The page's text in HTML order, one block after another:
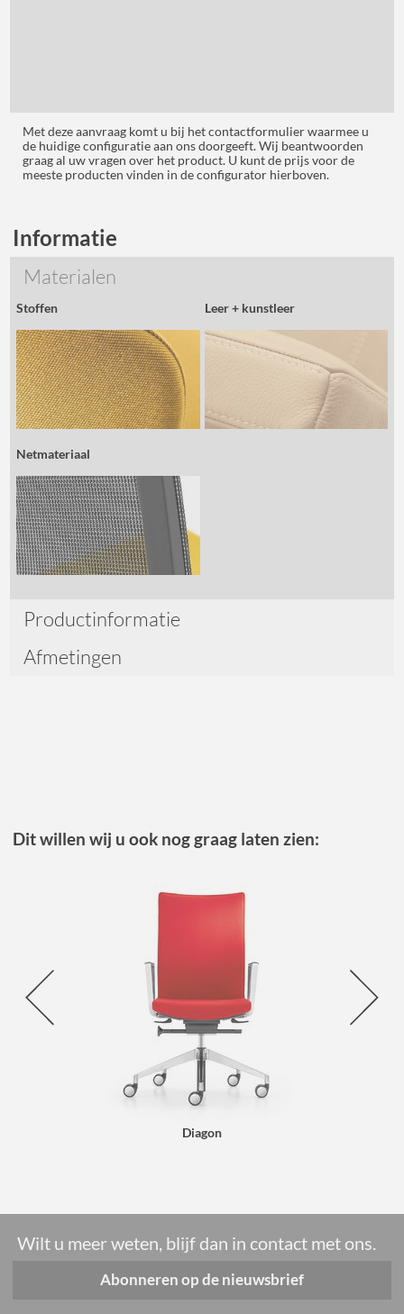
Met deze aanvraag komt u bij het contactformulier waarmee u
de huidige configuratie aan ons doorgeeft. Wij beantwoorden
graag al uw vragen over het product. U kunt de prijs voor de
meeste producten vinden in de configurator hierboven.
Informatie
Materialen
Stoffen Leer + kunstleer
Netmateriaal
Productinformatie
Afmetingen
Dit willen wij u ook nog graag laten zien:
Diagon
Wilt u meer weten, blijf dan in contact met ons.
Abonneren op de nieuwsbrief